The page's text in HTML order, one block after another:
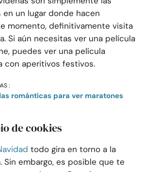
en un lugar donde hacen
momento, definitivamente visita
Si aún necesitas ver una película
puedes ver una película
con aperitivos festivos.
:
románticas para ver maratones
de cookies
todo gira en torno a la
Sin embargo, es posible que te